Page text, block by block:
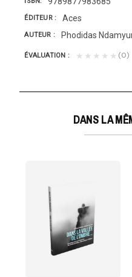
ÉDITEUR Aces
AUTEUR Phodidas
ÉVALUATION ★★★★★ (0)
DANS LA
Dieu à...
LA CHRISTOLOGIE
la vie et l'oeœuvre de Jean